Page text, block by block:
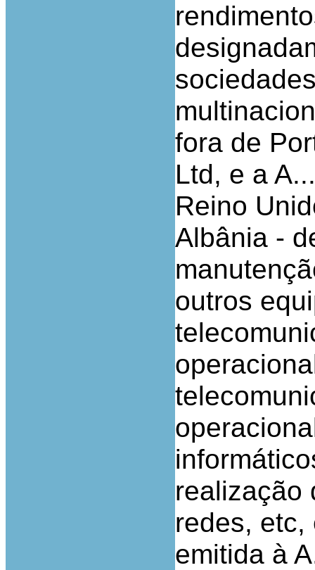
fora de
Ltd, e a
Reino
Albânia -
outros
realização
redes, etc,
emitida à